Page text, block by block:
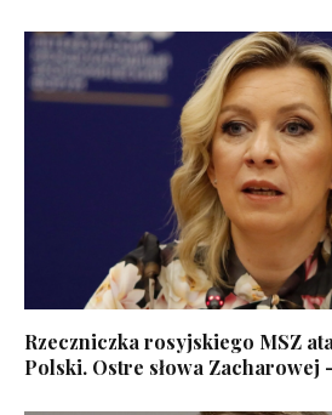
Rzeczniczka rosyjskiego MSZ
Polski. Ostre słowa Zacharowej